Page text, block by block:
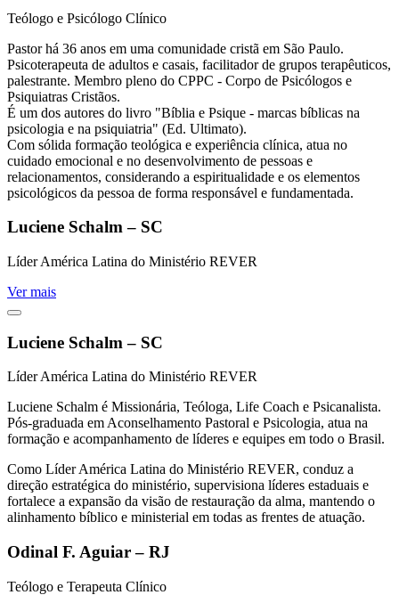
Teólogo e Psicólogo Clínico
Pastor há 36 anos em uma comunidade cristã em São Paulo.
Psicoterapeuta de adultos e casais, facilitador de grupos terapêuticos,
palestrante. Membro pleno do CPPC - Corpo de Psicólogos e
Psiquiatras Cristãos.
É um dos autores do livro "Bíblia e Psique - marcas bíblicas na
psicologia e na psiquiatria" (Ed. Ultimato).
Com sólida formação teológica e experiência clínica, atua no
cuidado emocional e no desenvolvimento de pessoas e
relacionamentos, considerando a espiritualidade e os elementos
psicológicos da pessoa de forma responsável e fundamentada.
Luciene Schalm – SC
Líder América Latina do Ministério REVER
Ver mais
Luciene Schalm – SC
Líder América Latina do Ministério REVER
Luciene Schalm é Missionária, Teóloga, Life Coach e Psicanalista.
Pós-graduada em Aconselhamento Pastoral e Psicologia, atua na
formação e acompanhamento de líderes e equipes em todo o Brasil.
Como Líder América Latina do Ministério REVER, conduz a
direção estratégica do ministério, supervisiona líderes estaduais e
fortalece a expansão da visão de restauração da alma, mantendo o
alinhamento bíblico e ministerial em todas as frentes de atuação.
Odinal F. Aguiar – RJ
Teólogo e Terapeuta Clínico